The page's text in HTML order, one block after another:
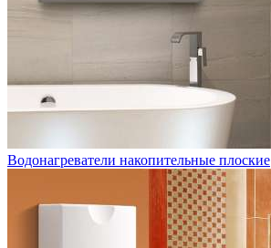
Водонагреватели накопительные плоские